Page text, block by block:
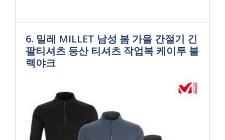
6. 밀레 MILLET 남성 봄 가을 간절기 긴
팔티셔츠 등산 티셔츠 작업복 케이투 블
랙야크